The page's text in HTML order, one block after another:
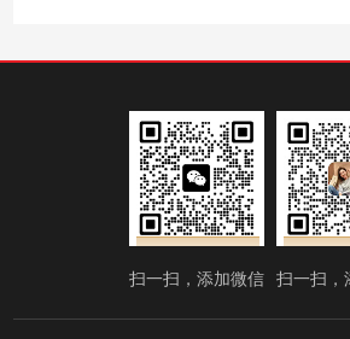
扫一扫，添加微信 扫一扫，